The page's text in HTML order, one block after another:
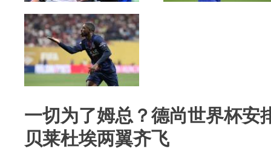
一切为了姆总？德尚世界杯安
贝莱杜埃两翼齐飞